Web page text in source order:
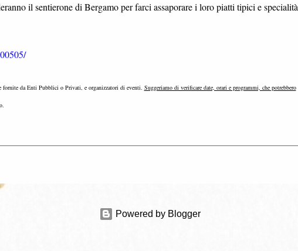
il sentierone di Bergamo per farci assaporare i loro piatti tipici e specialità
fornite da Enti Pubblici o Privati, e organizzatori di eventi. Suggeriamo di verificare date, orari e programmi, che potrebbero
Powered by Blogger